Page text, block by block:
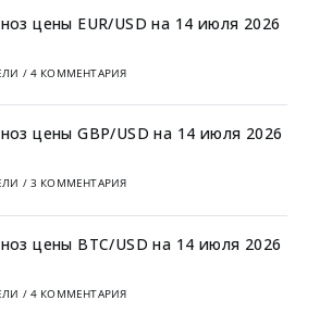
цены EUR/USD на 14 июля 2026
/ 4 КОММЕНТАРИЯ
цены GBP/USD на 14 июля 2026
/ 3 КОММЕНТАРИЯ
цены BTC/USD на 14 июля 2026
/ 4 КОММЕНТАРИЯ